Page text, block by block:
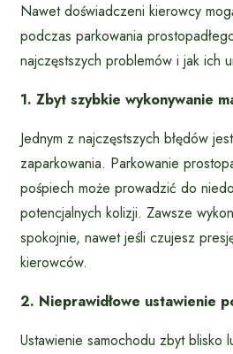
Nawet doświadczeni kierowcy
podczas parkowania
najczęstszych problemów i jak ich
1. Zbyt szybkie wykonywanie
Jednym z najczęstszych błędów
zaparkowania. Parkowanie
pośpiech może prowadzić do
potencjalnych kolizji. Zawsze
spokojnie, nawet jeśli czujesz
kierowców.
2. Nieprawidłowe ustawienie
Ustawienie samochodu zbyt blisko